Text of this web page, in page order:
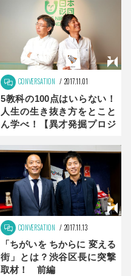
CONVERSATION 2017.11.01
5教科の100点はいらない！
人生の生き抜き方をとこと
ん学べ！【異才発掘プロジ
Vol.3 前編
CONVERSATION 2017.11.13
「ちがいを ちからに 変える
街」とは？渋谷区長に突撃
取材！ 前編